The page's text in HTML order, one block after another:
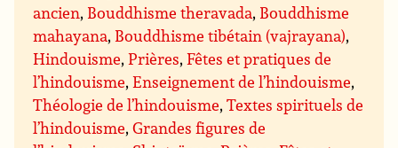
ancien, Bouddhisme theravada, Bouddhisme
mahayana, Bouddhisme tibétain (vajrayana),
Hindouisme,Prières,Fêtes et pratiques de
l’hindouisme,Enseignement de l’hindouisme,
Théologie de l’hindouisme,Textes spirituels de
l’hindouisme,Grandes figures de